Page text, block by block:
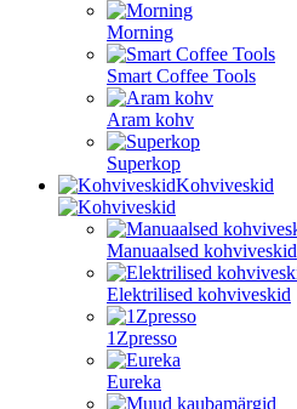
Morning
Smart Coffee Tools
Aram kohv
Superkop
Kohviveskid
Manuaalsed kohviveskid
Elektrilised kohviveskid
1Zpresso
Eureka